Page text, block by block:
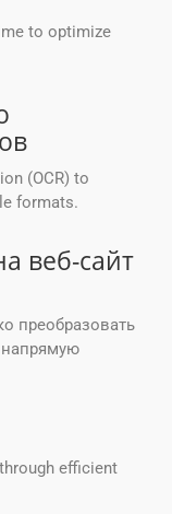
to optimize
(OCR) to
formats.
веб-сайт
преобразовать
efficient